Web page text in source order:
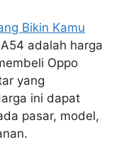
Bikin Kamu
adalah harga
Oppo
yang
ini dapat
pasar, model,